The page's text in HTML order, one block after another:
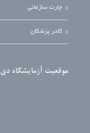
چارت سازمانی
کادر پزشکان
موقعیت آزمایشگاه دی